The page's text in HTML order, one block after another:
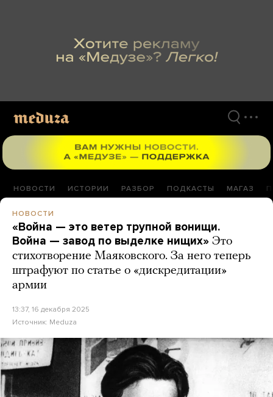
НОВОСТИ ИСТОРИИ РАЗБОР ПОДКАСТЫ МАГАЗ
НОВОСТИ
«Война — это ветер трупной вонищи.
Война — завод по выделке нищих» Это
стихотворение Маяковского. За него теперь
штрафуют по статье о «дискредитации»
армии
13:37, 16 декабря 2025
Источник: Meduza